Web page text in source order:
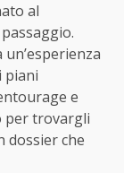
al
piani
e
per trovargli
dossier che